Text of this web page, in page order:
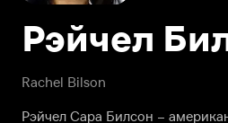
Rachel Bilson
Рэйчел
Рэйчел Сара Билсон –